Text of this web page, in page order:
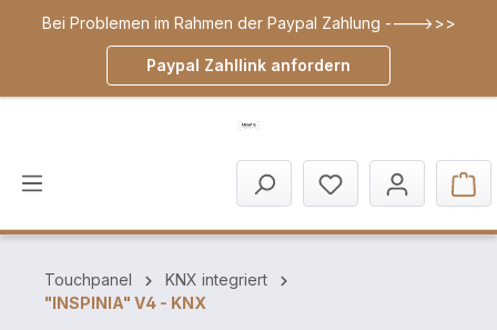
springen
Bei Problemen im Rahmen der Paypal Zahlung ---->>>
Paypal Zahllink anfordern
Touchpanel
KNX integriert
"INSPINIA" V4 - KNX